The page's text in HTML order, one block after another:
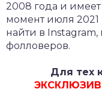
2008 года и
момент июля 2021
найти в
фолловеров.
Для тех